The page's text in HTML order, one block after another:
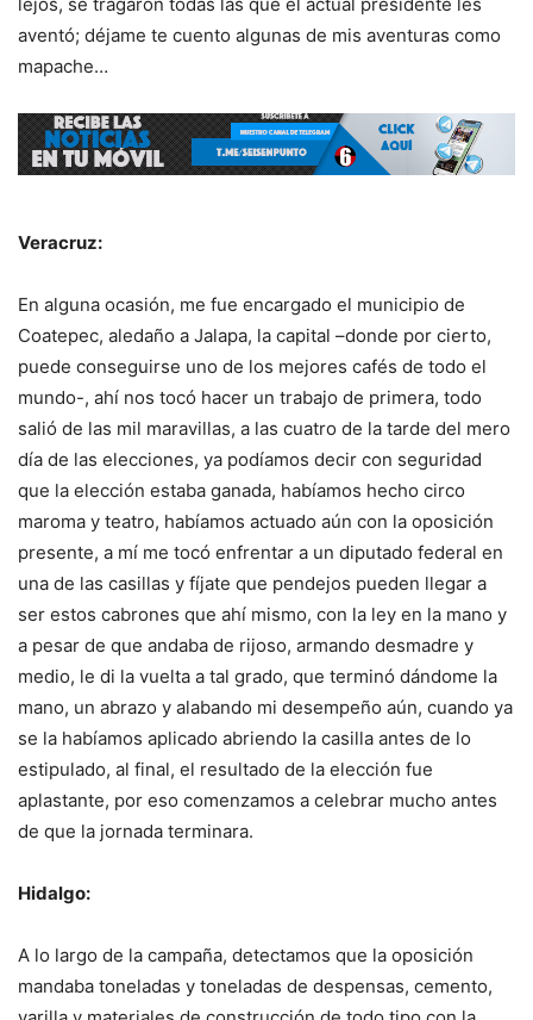
lejos, se tragaron todas las que el actual presidente les
aventó; déjame te cuento algunas de mis aventuras como
mapache…
Veracruz:
En alguna ocasión, me fue encargado el municipio de
Coatepec, aledaño a Jalapa, la capital –donde por cierto,
puede conseguirse uno de los mejores cafés de todo el
mundo-, ahí nos tocó hacer un trabajo de primera, todo
salió de las mil maravillas, a las cuatro de la tarde del mero
día de las elecciones, ya podíamos decir con seguridad
que la elección estaba ganada, habíamos hecho circo
maroma y teatro, habíamos actuado aún con la oposición
presente, a mí me tocó enfrentar a un diputado federal en
una de las casillas y fíjate que pendejos pueden llegar a
ser estos cabrones que ahí mismo, con la ley en la mano y
a pesar de que andaba de rijoso, armando desmadre y
medio, le di la vuelta a tal grado, que terminó dándome la
mano, un abrazo y alabando mi desempeño aún, cuando ya
se la habíamos aplicado abriendo la casilla antes de lo
estipulado, al final, el resultado de la elección fue
aplastante, por eso comenzamos a celebrar mucho antes
de que la jornada terminara.
Hidalgo:
A lo largo de la campaña, detectamos que la oposición
mandaba toneladas y toneladas de despensas, cemento,